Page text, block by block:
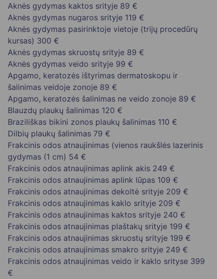
Aknės gydymas kaktos srityje 89 €
Aknės gydymas nugaros srityje 119 €
Aknės gydymas pasirinktoje vietoje (trijų procedūrų
kursas) 300 €
Aknės gydymas skruostų srityje 89 €
Aknės gydymas veido srityje 99 €
Apgamo, keratozės ištyrimas dermatoskopu ir
šalinimas veidoje zonoje 89 €
Apgamo, keratozės šalinimas ne veido zonoje 89 €
Blauzdų plaukų šalinimas 120 €
Braziliškas bikini zonos plaukų šalinimas 110 €
Dilbių plaukų šalinimas 79 €
Frakcinis odos atnaujinimas (vienos raukšlės lazerinis
gydymas (1 cm) 54 €
Frakcinis odos atnaujinimas aplink akis 249 €
Frakcinis odos atnaujinimas aplink lūpas 109 €
Frakcinis odos atnaujinimas dekoltė srityje 209 €
Frakcinis odos atnaujinimas kaklo srityje 209 €
Frakcinis odos atnaujinimas kaktos srityje 240 €
Frakcinis odos atnaujinimas plaštakų srityje 199 €
Frakcinis odos atnaujinimas skruostų srityje 199 €
Frakcinis odos atnaujinimas smakro srityje 249 €
Frakcinis odos atnaujinimas veido ir kaklo srityse 399
€